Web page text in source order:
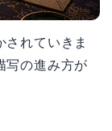
れていきま
写の進み方が